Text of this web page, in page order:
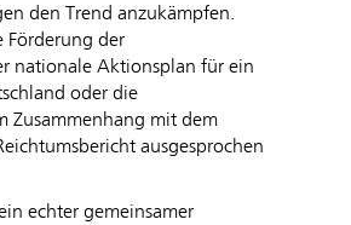
den Trend anzukämpfen.
Förderung der
nationale Aktionsplan für ein
oder die
Zusammenhang mit dem
ausgesprochen
echter gemeinsamer